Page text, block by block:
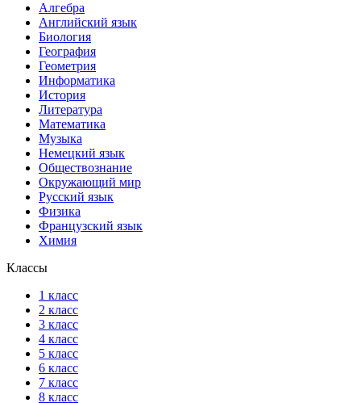
Алгебра
Английский язык
Биология
География
Геометрия
Информатика
История
Литература
Математика
Музыка
Немецкий язык
Обществознание
Окружающий мир
Русский язык
Физика
Французский язык
Химия
Классы
1 класс
2 класс
3 класс
4 класс
5 класс
6 класс
7 класс
8 класс